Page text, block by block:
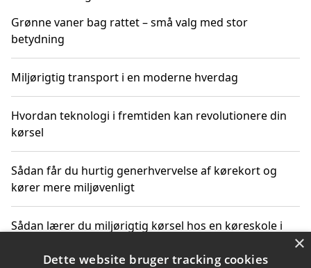
Grønne vaner bag rattet – små valg med stor
betydning
Miljørigtig transport i en moderne hverdag
Hvordan teknologi i fremtiden kan revolutionere din
kørsel
Sådan får du hurtig generhvervelse af kørekort og
kører mere miljøvenligt
Sådan lærer du miljørigtig kørsel hos en køreskole i
×
Dette website bruger tracking cookies